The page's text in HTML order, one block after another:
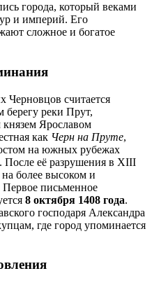
города, который веками
и империй. Его
сложное и богатое
Черновцов считается
берегу реки Прут,
Ярославом
как Черн на Пруте,
на южных рубежах
После её разрушения в XIII
более высоком и
Первое письменное
8 октября 1408 года.
господаря Александра
где город упоминается